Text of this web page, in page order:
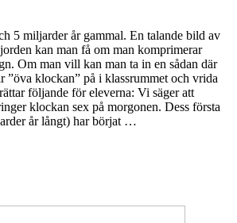
5 miljarder år gammal. En talande bild av
kan man få om man komprimerar
Om man vill kan man ta in en sådan där
”öva klockan” på i klassrummet och vrida
följande för eleverna: Vi säger att
klockan sex på morgonen. Dess första
år långt) har börjat …